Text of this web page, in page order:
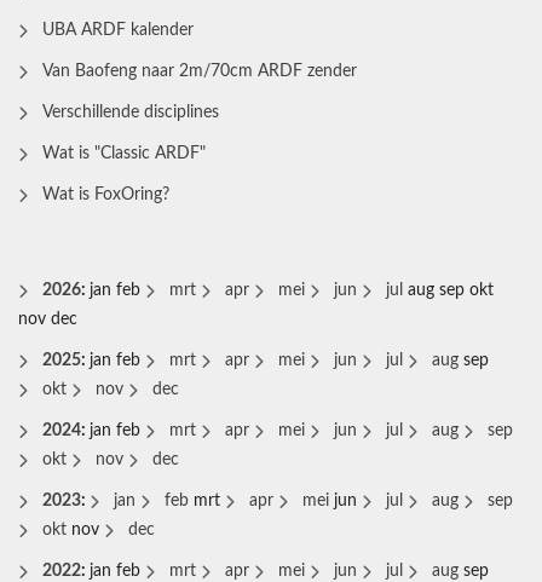
UBA ARDF kalender
Van Baofeng naar 2m/70cm ARDF zender
Verschillende disciplines
Wat is "Classic ARDF"
Wat is FoxOring?
2026: jan feb mrt apr mei jun jul aug sep okt
nov dec
2025: jan feb mrt apr mei jun jul aug sep
okt
nov dec
2024: jan feb mrt apr mei jun jul aug
sep
okt
nov dec
2023: jan feb mrt apr mei jun jul aug
sep
okt nov dec
2022: jan feb mrt apr mei jun jul aug sep